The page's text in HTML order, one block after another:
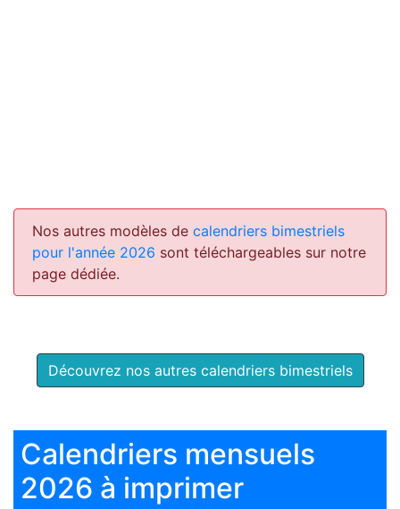
Nos autres modèles de calendriers bimestriels
pour l'année 2026 sont téléchargeables sur notre
page dédiée.
Découvrez nos autres calendriers bimestriels
Calendriers mensuels
2026 à imprimer